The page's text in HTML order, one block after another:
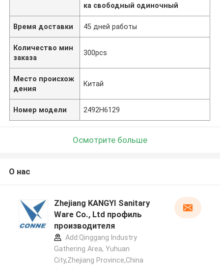
ка свободный одиночный
Время доставки 45 дней работы
Количество мин
заказа
300pcs
Место происхож
дения
Китай
Номер модели 2492H6129
Осмотрите больше
О нас
Zhejiang KANGYI Sanitary
Ware Co., Ltd профиль
производителя
Add:Qinggang lndustry
Gathering Area, Yuhuan
City,Zhejiang Province,China